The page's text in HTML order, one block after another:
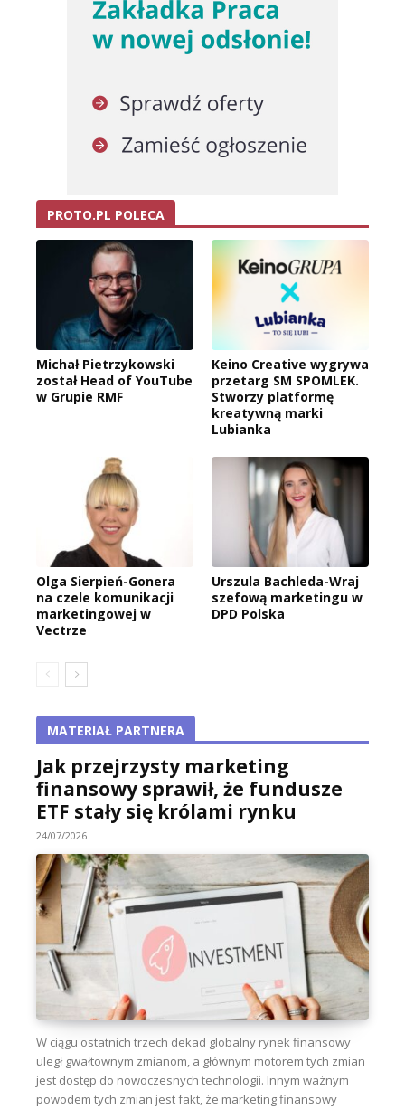
PROTO.PL POLECA
Michał Pietrzykowski
został Head of YouTube
w Grupie RMF
Keino Creative wygrywa
przetarg SM SPOMLEK.
Stworzy platformę
kreatywną marki
Lubianka
Olga Sierpień-Gonera
na czele komunikacji
marketingowej w
Vectrze
Urszula Bachleda-Wraj
szefową marketingu w
DPD Polska
MATERIAŁ PARTNERA
Jak przejrzysty marketing
finansowy sprawił, że fundusze
ETF stały się królami rynku
24/07/2026
W ciągu ostatnich trzech dekad globalny rynek finansowy
uległ gwałtownym zmianom, a głównym motorem tych zmian
jest dostęp do nowoczesnych technologii. Innym ważnym
powodem tych zmian jest fakt, że marketing finansowy